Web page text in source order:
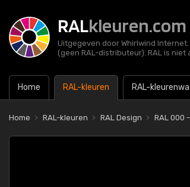
RALkleuren.com
Uitgegeven door Whirlwind
(geen RAL-distributeur). RAL is
Home RAL-kleuren RAL-
Home RAL-kleuren RAL Design RAL 000